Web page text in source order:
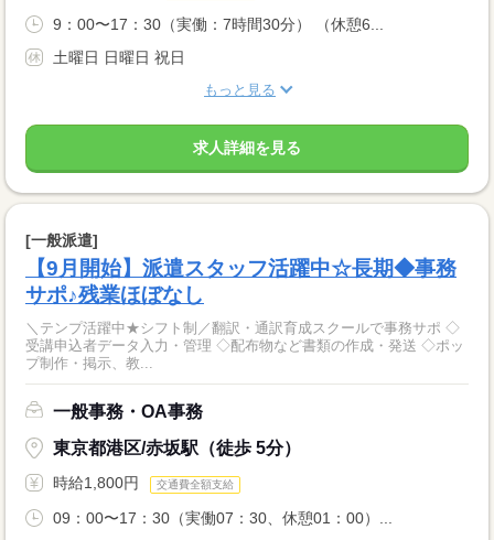
9：00〜17：30（実働：7時間30分） （休憩6...
土曜日 日曜日 祝日
もっと見る
求人詳細を見る
[一般派遣]
【9月開始】派遣スタッフ活躍中☆長期◆事務
サポ♪残業ほぼなし
＼テンプ活躍中★シフト制／翻訳・通訳育成スクールで事務サポ ◇
受講申込者データ入力・管理 ◇配布物など書類の作成・発送 ◇ポッ
プ制作・掲示、教...
一般事務・OA事務
東京都港区/赤坂駅（徒歩 5分）
時給1,800円 交通費全額支給
09：00〜17：30（実働07：30、休憩01：00）...